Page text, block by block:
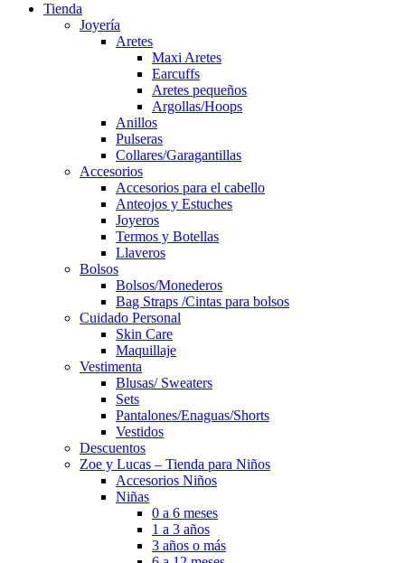
Tienda
Joyería
Aretes
Maxi Aretes
Earcuffs
Aretes pequeños
Argollas/Hoops
Anillos
Pulseras
Collares/Garagantillas
Accesorios
Accesorios para el cabello
Anteojos y Estuches
Joyeros
Termos y Botellas
Llaveros
Bolsos
Bolsos/Monederos
Bag Straps /Cintas para bolsos
Cuidado Personal
Skin Care
Maquillaje
Vestimenta
Blusas/ Sweaters
Sets
Pantalones/Enaguas/Shorts
Vestidos
Descuentos
Zoe y Lucas – Tienda para Niños
Accesorios Niños
Niñas
0 a 6 meses
1 a 3 años
3 años o más